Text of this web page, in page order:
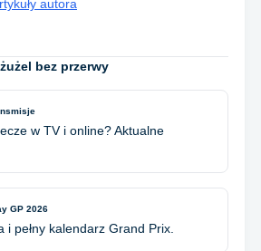
autora
bez przerwy
w TV i online? Aktualne
GP 2026
i pełny kalendarz Grand Prix.